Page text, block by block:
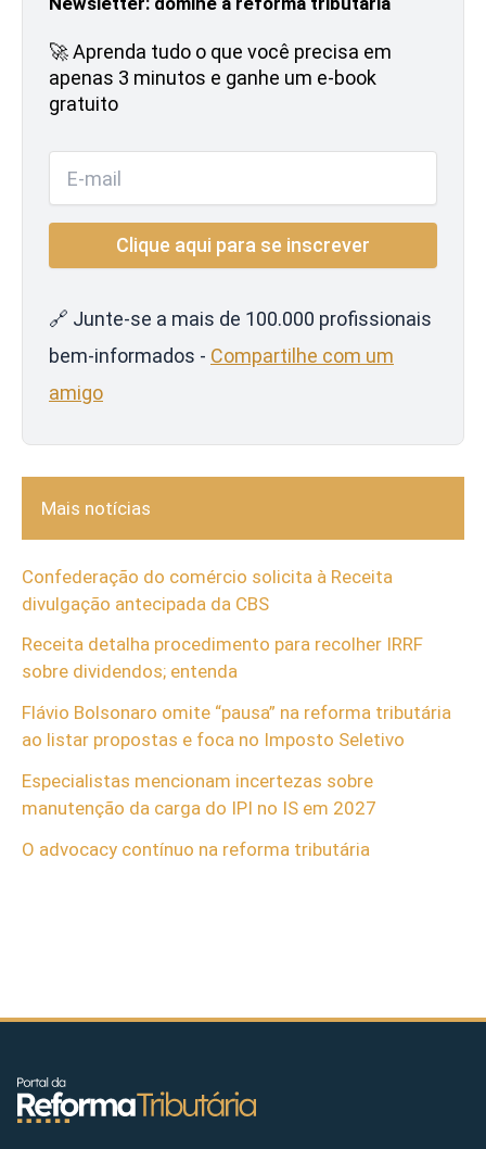
🚀 Aprenda tudo o que você precisa em
apenas 3 minutos e ganhe um e-book
gratuito
🔗 Junte-se a mais de 100.000 profissionais
bem-informados - Compartilhe com um
amigo
Mais notícias
Confederação do comércio solicita à Receita
divulgação antecipada da CBS
Receita detalha procedimento para recolher IRRF
sobre dividendos; entenda
Flávio Bolsonaro omite “pausa” na reforma tributária
ao listar propostas e foca no Imposto Seletivo
Especialistas mencionam incertezas sobre
manutenção da carga do IPI no IS em 2027
O advocacy contínuo na reforma tributária